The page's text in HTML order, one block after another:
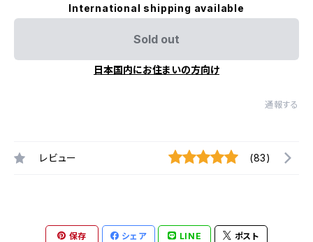
International shipping available
Sold out
日本国内にお住まいの方向け
通報する
レビュー (83)
保存 シェア LINE ポスト